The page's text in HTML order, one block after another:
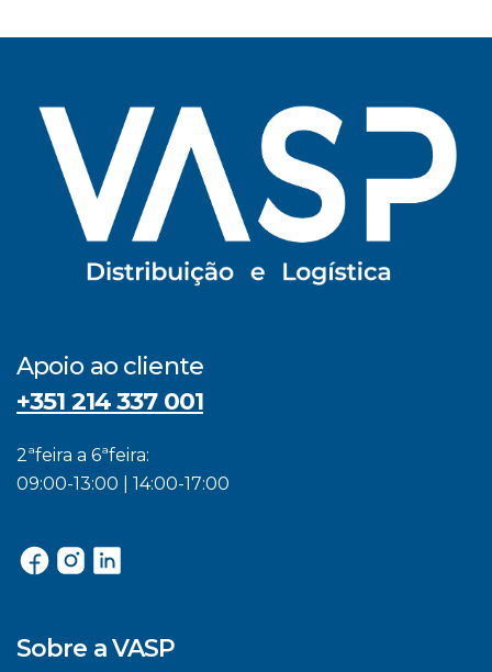
Apoio ao cliente
+351 214 337 001
2ªfeira a 6ªfeira:
09:00-13:00 | 14:00-17:00
Sobre a VASP